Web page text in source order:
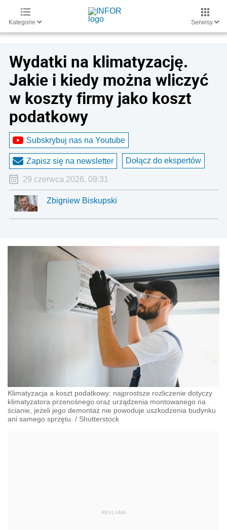
Kategorie Serwisy
Wydatki na klimatyzację.
Jakie i kiedy można wliczyć
w koszty firmy jako koszt
podatkowy
Subskrybuj nas na Youtube
Zapisz się na newsletter Dołącz do ekspertów
29 czerwca 2026, 09:31
Zbigniew Biskupski
Klimatyzacja a koszt podatkowy: najprostsze rozliczenie dotyczy
klimatyzatora przenośnego oraz urządzenia montowanego na
ścianie, jeżeli jego demontaż nie powoduje uszkodzenia budynku
ani samego sprzętu. / Shutterstock